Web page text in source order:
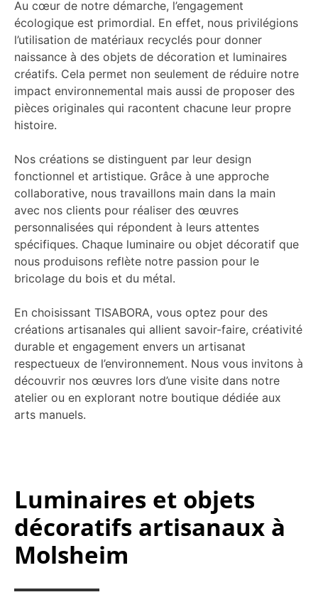
Au cœur de notre démarche, l’engagement
écologique est primordial. En effet, nous privilégions
l’utilisation de matériaux recyclés pour donner
naissance à des objets de décoration et luminaires
créatifs. Cela permet non seulement de réduire notre
impact environnemental mais aussi de proposer des
pièces originales qui racontent chacune leur propre
histoire.
Nos créations se distinguent par leur design
fonctionnel et artistique. Grâce à une approche
collaborative, nous travaillons main dans la main
avec nos clients pour réaliser des œuvres
personnalisées qui répondent à leurs attentes
spécifiques. Chaque luminaire ou objet décoratif que
nous produisons reflète notre passion pour le
bricolage du bois et du métal.
En choisissant TISABORA, vous optez pour des
créations artisanales qui allient savoir-faire, créativité
durable et engagement envers un artisanat
respectueux de l’environnement. Nous vous invitons à
découvrir nos œuvres lors d’une visite dans notre
atelier ou en explorant notre boutique dédiée aux
arts manuels.
Luminaires et objets
décoratifs artisanaux à
Molsheim